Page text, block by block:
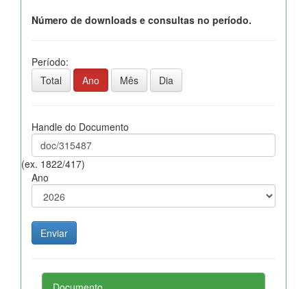
Número de downloads e consultas no período.
Período:
Total
Ano Mês Dia
Handle do Documento
(ex. 1822/417)
Ano